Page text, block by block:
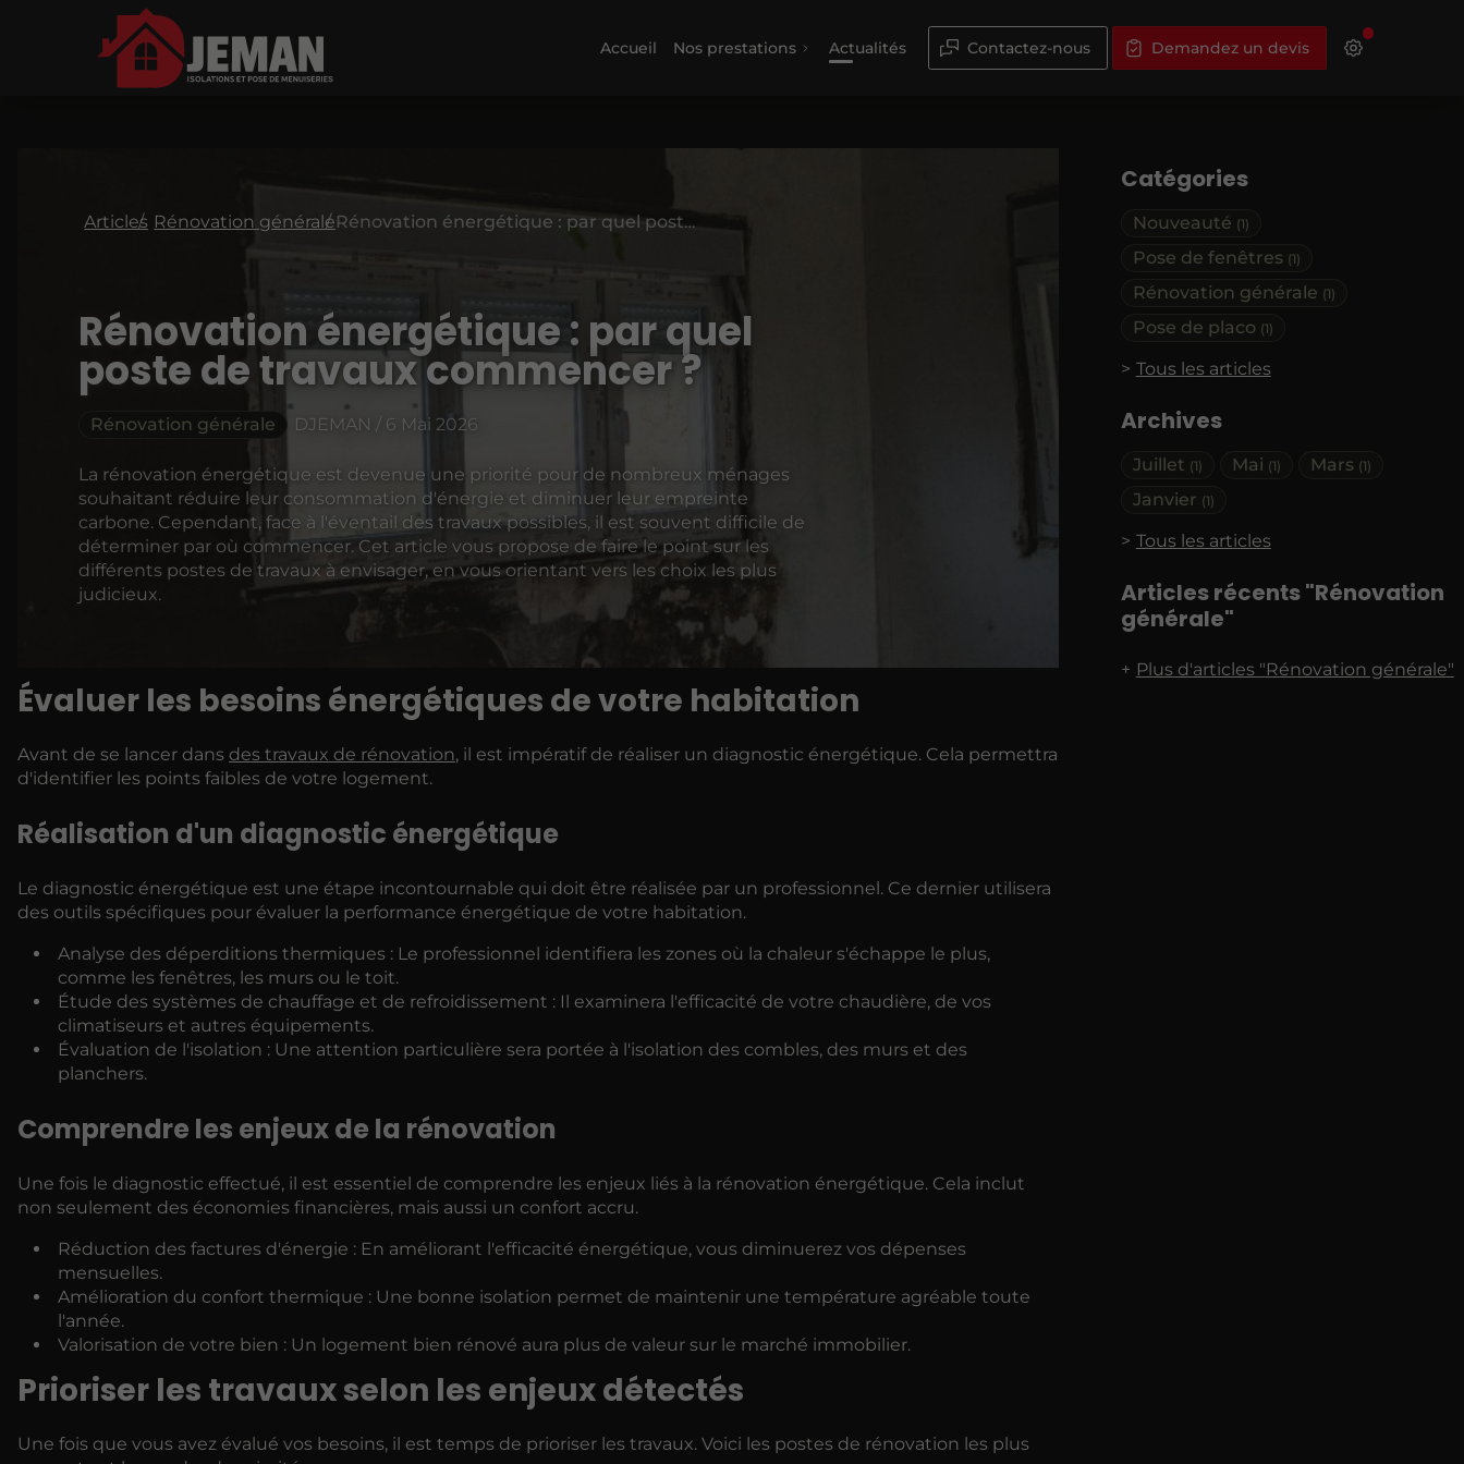
Accueil Nos prestations Actualités Contactez-nous Demandez un devis
Catégories
Nouveauté (1)
Pose de fenêtres (1)
Rénovation générale (1)
Pose de placo (1)
Tous les articles
Archives
Juillet (1) Mai (1) Mars (1)
Janvier (1)
Tous les articles
Articles récents "Rénovation
générale"
Plus d'articles "Rénovation générale"
Articles Rénovation générale Rénovation énergétique : par quel poste de travaux commencer ?
Rénovation énergétique : par quel
poste de travaux commencer ?
Rénovation générale DJEMAN / 6 Mai 2026
La rénovation énergétique est devenue une priorité pour de nombreux ménages
souhaitant réduire leur consommation d'énergie et diminuer leur empreinte
carbone. Cependant, face à l'éventail des travaux possibles, il est souvent difficile de
déterminer par où commencer. Cet article vous propose de faire le point sur les
différents postes de travaux à envisager, en vous orientant vers les choix les plus
judicieux.
Évaluer les besoins énergétiques de votre habitation
Avant de se lancer dans des travaux de rénovation, il est impératif de réaliser un diagnostic énergétique. Cela permettra
d'identifier les points faibles de votre logement.
Réalisation d'un diagnostic énergétique
Le diagnostic énergétique est une étape incontournable qui doit être réalisée par un professionnel. Ce dernier utilisera
des outils spécifiques pour évaluer la performance énergétique de votre habitation.
Analyse des déperditions thermiques : Le professionnel identifiera les zones où la chaleur s'échappe le plus,
comme les fenêtres, les murs ou le toit.
Étude des systèmes de chauffage et de refroidissement : Il examinera l'efficacité de votre chaudière, de vos
climatiseurs et autres équipements.
Évaluation de l'isolation : Une attention particulière sera portée à l'isolation des combles, des murs et des
planchers.
Comprendre les enjeux de la rénovation
Une fois le diagnostic effectué, il est essentiel de comprendre les enjeux liés à la rénovation énergétique. Cela inclut
non seulement des économies financières, mais aussi un confort accru.
Réduction des factures d'énergie : En améliorant l'efficacité énergétique, vous diminuerez vos dépenses
mensuelles.
Amélioration du confort thermique : Une bonne isolation permet de maintenir une température agréable toute
l'année.
Valorisation de votre bien : Un logement bien rénové aura plus de valeur sur le marché immobilier.
Prioriser les travaux selon les enjeux détectés
Une fois que vous avez évalué vos besoins, il est temps de prioriser les travaux. Voici les postes de rénovation les plus